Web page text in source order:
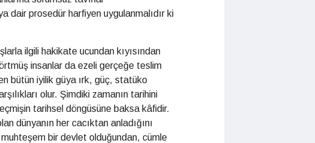
dair prosedür harfiyen uygulanmalıdır ki
ilgili hakikate ucundan kıyısından
insanlar da ezeli gerçeğe teslim
bütün iyilik güya ırk, güç, statüko
olur. Şimdiki zamanın tarihini
tarihsel döngüsüne baksa kâfidir.
dünyanın her cacıktan anladığını
bir devlet olduğundan, cümle